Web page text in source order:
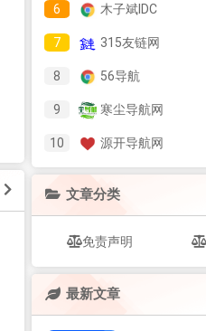
6 木子斌IDC
7 315友链网
8 56导航
9 寒尘导航网
10 源开导航网
文章分类
免责声明
最新文章